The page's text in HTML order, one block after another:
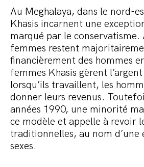
Au Meghalaya, dans le nord-
Khasis incarnent une
marqué par le conservatisme.
femmes restent
financièrement des hommes
femmes Khasis gèrent
lorsqu’ils travaillent, les
donner leurs revenus.
années 1990, une minorité
ce modèle et appelle à revoir
traditionnelles, au nom d’une
sexes.